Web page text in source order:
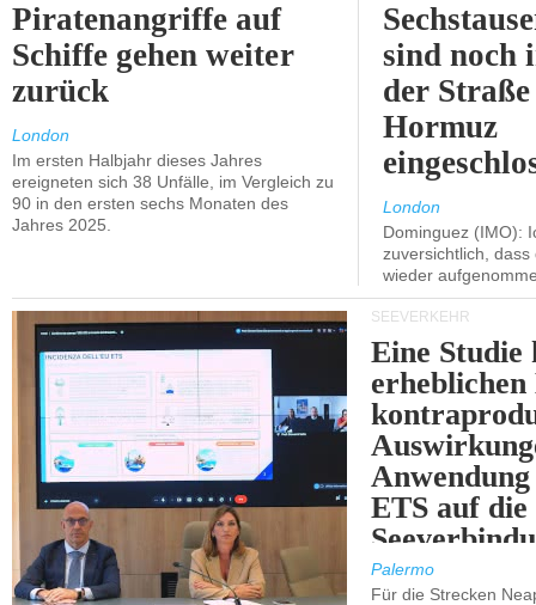
Piratenangriffe auf
Schiffe gehen weiter
zurück
London
Im ersten Halbjahr dieses Jahres
ereigneten sich 38 Unfälle, im Vergleich zu
90 in den ersten sechs Monaten des
Jahres 2025.
sind noch
der
Hormuz
London
Dominguez (IMO):
zuversichtlich,
wieder
SEEVERKEHR
Eine Studie
ETS auf die
Palermo
Für die Strecken